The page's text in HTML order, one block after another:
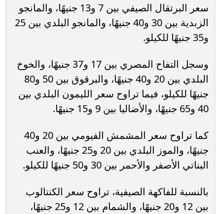
سعر البرتقال الصيفي بين 7 و13 جنيهًا، والمانجو
الزبدية بين 30 و40 جنيهًا، والمانجو البلدي بين 25
و35 جنيهًا للكيلو.
وسجل التفاح المصري بين 17 و37 جنيهًا، والخوخ
البلدي بين 20 و40 جنيهًا، والبرقوق بين 50 و80
جنيهًا للكيلو، فيما تراوح سعر الليمون البلدي بين
40 و65 جنيهًا، والأضاليا بين 9 و15 جنيهًا.
كما تراوح سعر المشمش الفيومي بين 20 و40
جنيهًا، والموز البلدي بين 20 و25 جنيهًا، والعنب
البناتي الأصفر والأحمر بين 30 و50 جنيهًا للكيلو.
بالنسبة للفاكهة الصيفية، تراوح سعر الكنتالوب
بين 12 و20 جنيهًا، والشمام بين 12 و25 جنيهًا،